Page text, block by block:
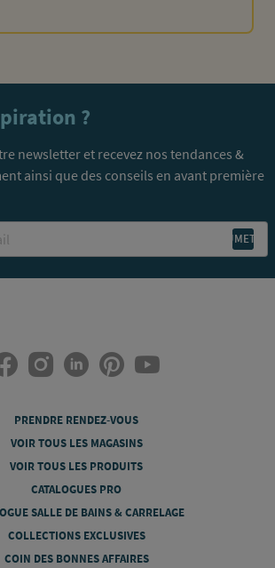
?
newsletter et recevez nos tendances &
ainsi que des conseils en avant première
PRENDRE RENDEZ-VOUS
VOIR TOUS LES MAGASINS
VOIR TOUS LES PRODUITS
CATALOGUES PRO
SALLE DE BAINS & CARRELAGE
COLLECTIONS EXCLUSIVES
COIN DES BONNES AFFAIRES